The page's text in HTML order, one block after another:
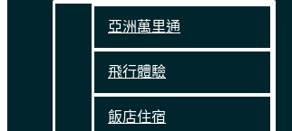
亞洲萬里通
飛行體驗
飯店住宿